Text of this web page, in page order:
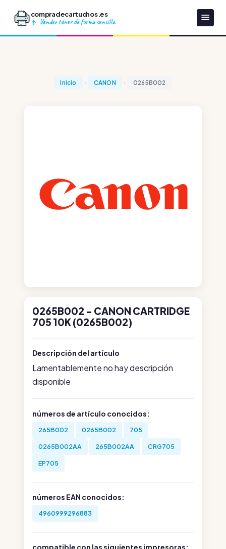
compradecartuchos.es
Vender tóner de forma sencilla
Inicio CANON 0265B002
0265B002 - CANON CARTRIDGE
705 10K (0265B002)
Descripción del artículo
Lamentablemente no hay descripción
disponible
números de artículo conocidos:
265B002 0265B002 705
0265B002AA 265B002AA CRG705
EP705
números EAN conocidos:
4960999296883
compatible con las siguientes impresoras: